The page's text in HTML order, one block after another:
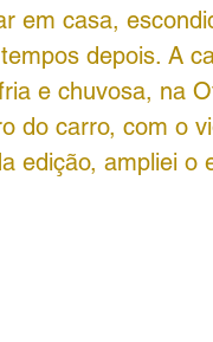
em casa,
depois. A
e chuvosa, na
do carro, com o
edição, ampliei o